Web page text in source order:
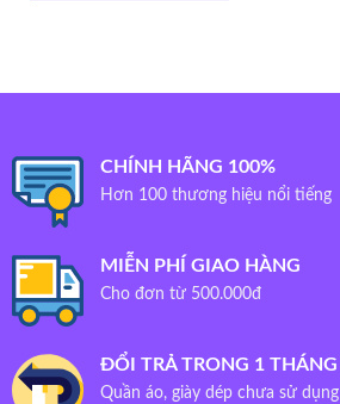
CHÍNH HÃNG 100%
Hơn 100 thương hiệu nổi tiếng
MIỄN PHÍ GIAO HÀNG
Cho đơn từ 500.000đ
ĐỔI TRẢ TRONG 1 THÁNG
Quần áo, giày dép chưa sử dụng